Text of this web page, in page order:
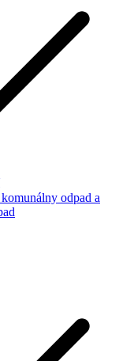
odpad a